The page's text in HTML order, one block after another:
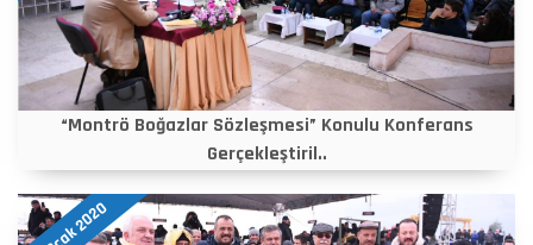
“Montrö Boğazlar Sözleşmesi” Konulu Konferans
Gerçekleştiril..